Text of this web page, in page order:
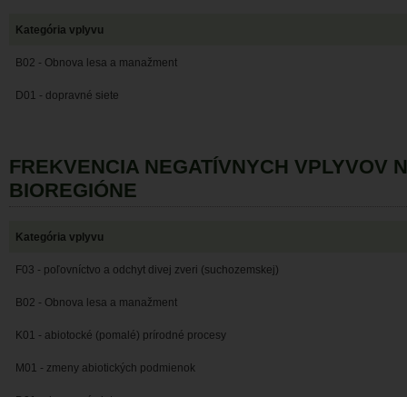
Kategória vplyvu
B02 - Obnova lesa a manažment
D01 - dopravné siete
FREKVENCIA NEGATÍVNYCH VPLYVOV
BIOREGIÓNE
Kategória vplyvu
F03 - poľovníctvo a odchyt divej zveri (suchozemskej)
B02 - Obnova lesa a manažment
K01 - abiotocké (pomalé) prírodné procesy
M01 - zmeny abiotických podmienok